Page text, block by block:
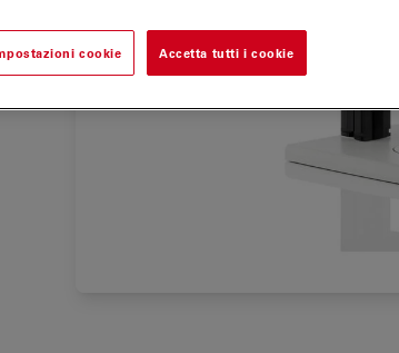
cookie Accetta tutti i cookie